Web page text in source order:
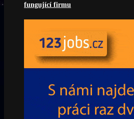
fungující firmu